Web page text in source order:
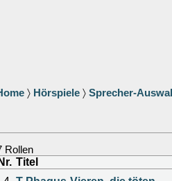
〉 Hörspiele 〉 Sprecher-
Rollen
Nr. Titel